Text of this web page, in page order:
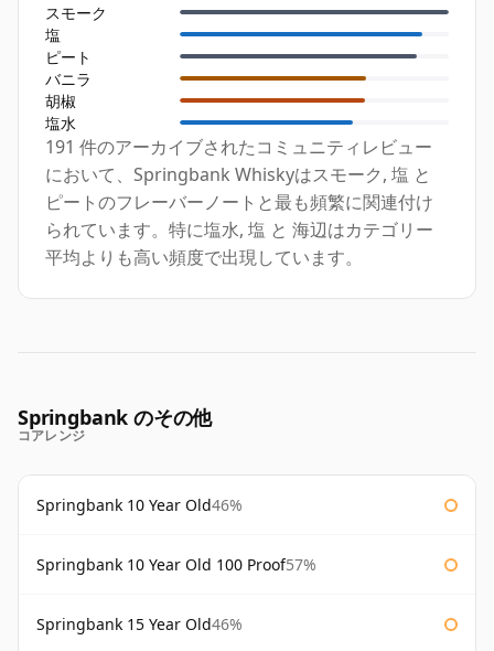
スモーク
塩
ピート
バニラ
胡椒
塩水
191 件のアーカイブされたコミュニティレビュー
において、Springbank Whiskyはスモーク, 塩 と
ピートのフレーバーノートと最も頻繁に関連付け
られています。特に塩水, 塩 と 海辺はカテゴリー
平均よりも高い頻度で出現しています。
Springbank のその他
コアレンジ
Springbank 10 Year Old46%
Springbank 10 Year Old 100 Proof57%
Springbank 15 Year Old46%